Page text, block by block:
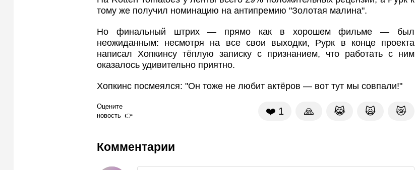
тому же получил номинацию на антипремию "Золотая малина".
Но финальный штрих — прямо как в хорошем фильме — был
неожиданным: несмотря на все свои выходки, Рурк в конце проекта
написал Хопкинсу тёплую записку с признанием, что работать с ним
оказалось удивительно приятно.
Хопкинс посмеялся: "Он тоже не любит актёров — вот тут мы совпали!"
Оцените
новость
❤️ 1 🙏 😹 🙀 😿
Комментарии